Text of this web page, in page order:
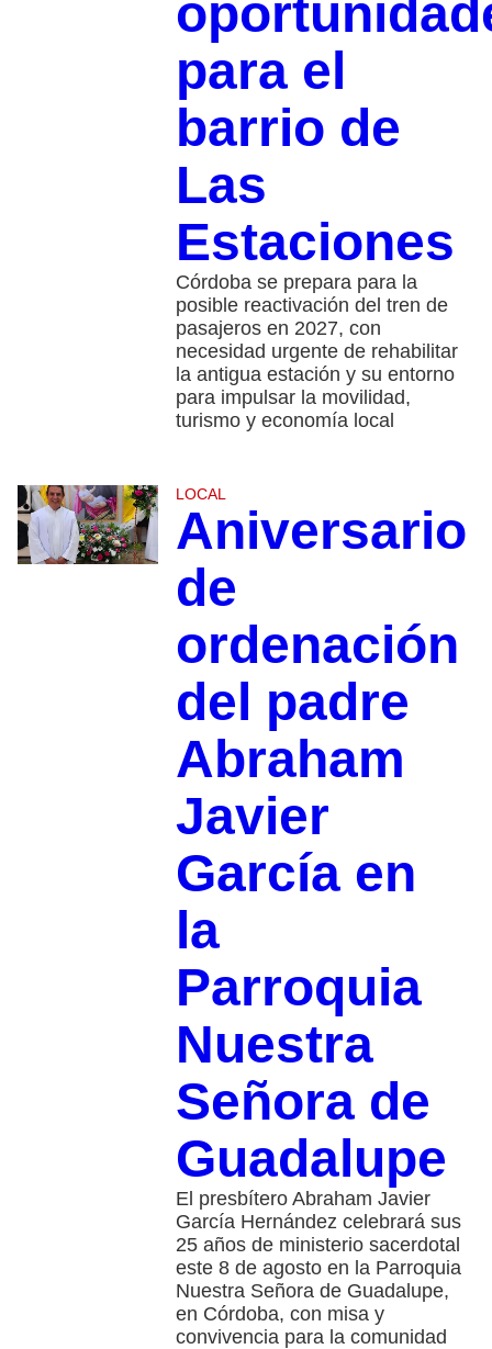
para el
barrio de
Las
Estaciones
Córdoba se prepara para la
posible reactivación del tren de
pasajeros en 2027, con
necesidad urgente de rehabilitar
la antigua estación y su entorno
para impulsar la movilidad,
turismo y economía local
LOCAL
Aniversario
de
ordenación
del padre
Abraham
Javier
García en
la
Parroquia
Nuestra
Señora de
Guadalupe
El presbítero Abraham Javier
García Hernández celebrará sus
25 años de ministerio sacerdotal
este 8 de agosto en la Parroquia
Nuestra Señora de Guadalupe,
en Córdoba, con misa y
convivencia para la comunidad